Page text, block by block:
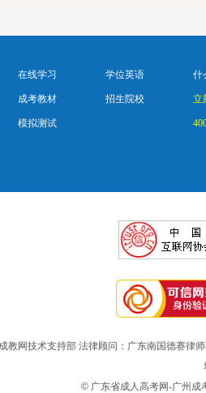
在线学习
成考教材
模拟测试
学位英语
招生院校
什
立
教网技术支持部 法律顾问：广东南国德赛律
© 广东省成人高考网-广州